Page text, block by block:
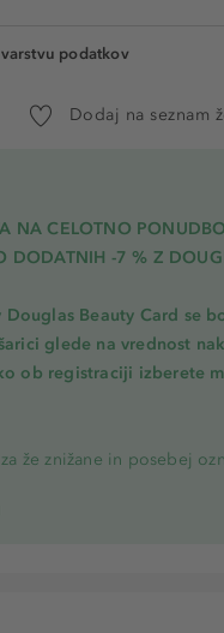
podatkov
Dodaj na seznam
NA CELOTNO
-7 % Z
Douglas Beauty Card se
glede na vrednost
ob registraciji izberete
že znižane in posebej